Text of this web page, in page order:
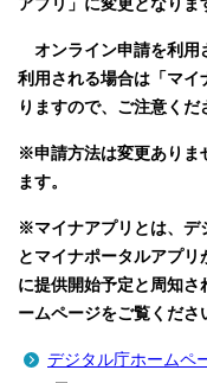
アプリ」に変更となりま
オンライン申請を利用
利用される場合は「マイ
りますので、ご注意くだ
※申請方法は変更ありま
ます。
※マイナアプリとは、デ
とマイナポータルアプ
に提供開始予定と周知
ームページをご覧くださ
デジタル庁ホームペ